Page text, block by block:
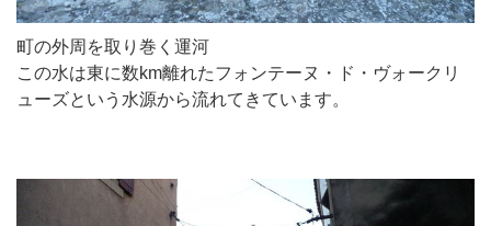
町の外周を取り巻く運河
この水は東に数km離れたフォンテーヌ・ド・ヴォークリ
ューズという水源から流れてきています。